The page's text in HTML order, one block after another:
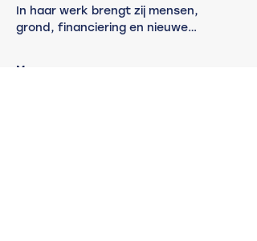
In haar werk brengt zij mensen,
grond, financiering en nieuwe…
Meer weergeven